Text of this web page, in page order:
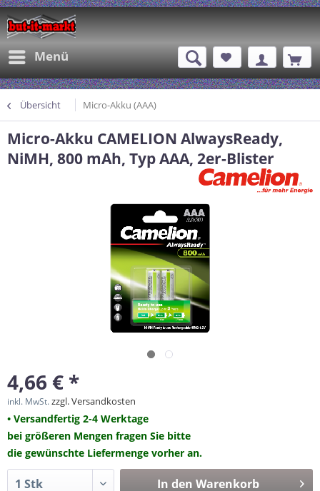
Menü
Übersicht Micro-Akku (AAA)
Micro-Akku CAMELION AlwaysReady,
NiMH, 800 mAh, Typ AAA, 2er-Blister
4,66 € *
inkl. MwSt.zzgl. Versandkosten
• Versandfertig 2-4 Werktage
bei größeren Mengen fragen Sie bitte
die gewünschte Liefermenge vorher an.
In den Warenkorb